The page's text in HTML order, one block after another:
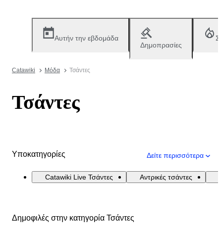
Αυτήν την εβδομάδα
Δημοπρασίες
Catawiki Μόδα Τσάντες
Τσάντες
Υποκατηγορίες Δείτε περισσότερα
Catawiki Live Τσάντες Αντρικές τσάντες
Δημοφιλές στην κατηγορία Τσάντες